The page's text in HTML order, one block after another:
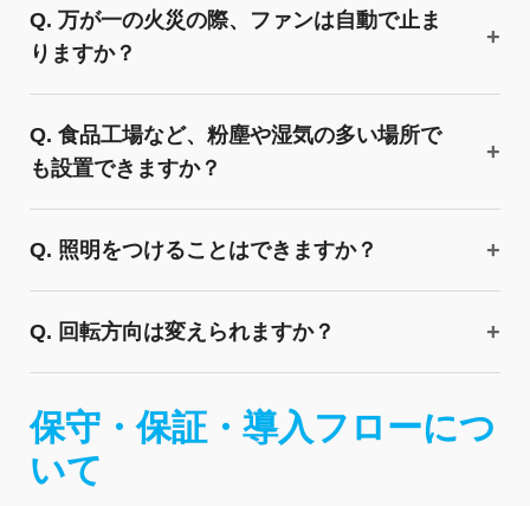
Q. 万が一の火災の際、ファンは自動で止ま
りますか？
Q. 食品工場など、粉塵や湿気の多い場所で
も設置できますか？
Q. 照明をつけることはできますか？
Q. 回転方向は変えられますか？
保守・保証・導入フローにつ
いて